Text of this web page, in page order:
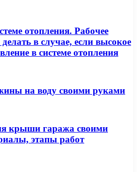
отопления. Рабочее
в случае, если высокое
в системе отопления
на воду своими руками
крыши гаража своими
этапы работ